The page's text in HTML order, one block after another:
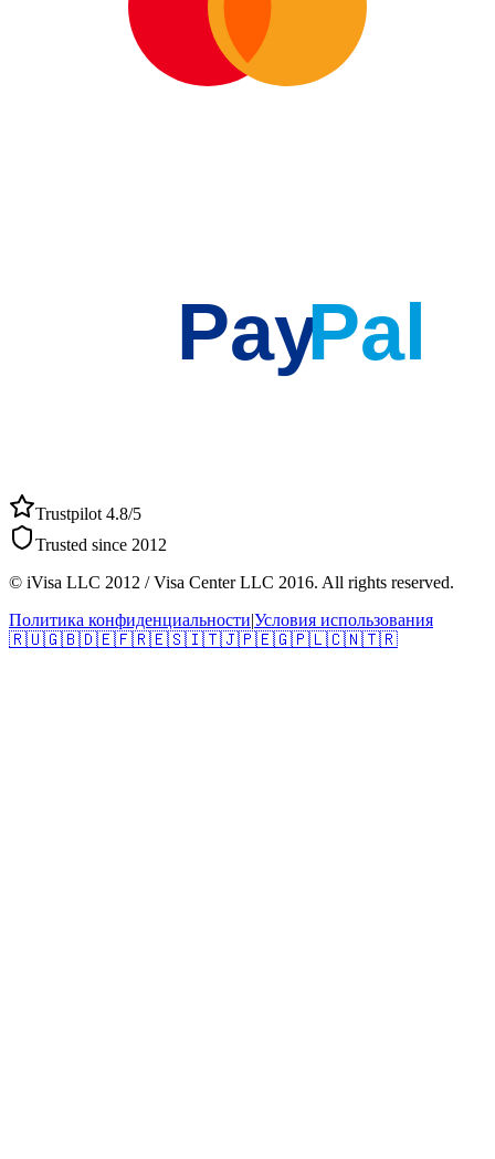
PayPal
Trustpilot 4.8/5
Trusted since 2012
© iVisa LLC 2012 / Visa Center LLC 2016. All rights reserved.
Политика конфиденциальности|Условия использования
🇷🇺🇬🇧🇩🇪🇫🇷🇪🇸🇮🇹🇯🇵🇪🇬🇵🇱🇨🇳🇹🇷